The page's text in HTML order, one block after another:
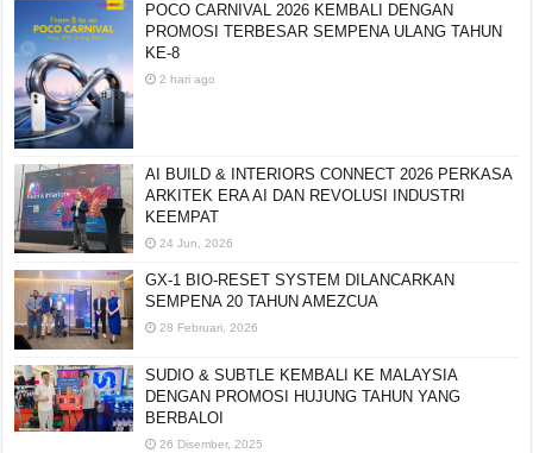
POCO CARNIVAL 2026 KEMBALI DENGAN
PROMOSI TERBESAR SEMPENA ULANG TAHUN
KE-8
2 hari ago
AI BUILD & INTERIORS CONNECT 2026 PERKASA
ARKITEK ERA AI DAN REVOLUSI INDUSTRI
KEEMPAT
24 Jun, 2026
GX-1 BIO-RESET SYSTEM DILANCARKAN
SEMPENA 20 TAHUN AMEZCUA
28 Februari, 2026
SUDIO & SUBTLE KEMBALI KE MALAYSIA
DENGAN PROMOSI HUJUNG TAHUN YANG
BERBALOI
26 Disember, 2025